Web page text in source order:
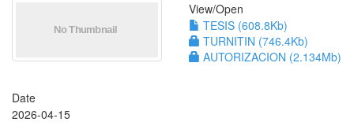
View/Open
TESIS (608.8Kb)
TURNITIN (746.4Kb)
AUTORIZACION (2.134Mb)
Date
2026-04-15